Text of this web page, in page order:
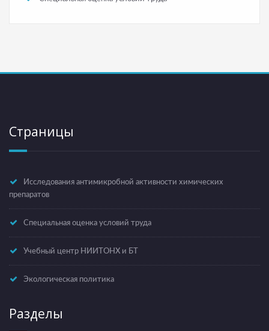
Страницы
Исследования антимикробной активности химических
препаратов
Специальная оценка условий труда
Учебный центр НИИТОНХ и БТ
Экологическая политика
Разделы